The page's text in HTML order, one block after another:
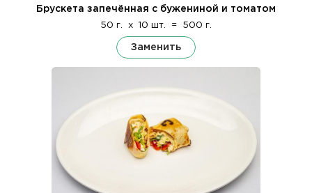
Брускета запечённая с бужениной и томатом
50 г. x 10 шт. = 500 г.
Заменить